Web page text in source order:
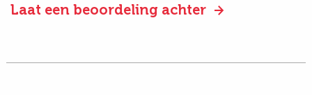
Laat een beoordeling achter